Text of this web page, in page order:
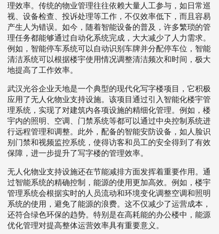
理效率。传统的物业管理往往依赖大量人工参与，如日常巡
视、设备检查、投诉处理等工作，不仅效率低下，而且容易
产生人为错误。如今，随着智能设备的普及，许多繁琐的管
理任务都能够通过自动化系统完成，大大减少了人力需求。
例如，智能停车系统可以自动识别车牌并分配停车位，智能
清洁系统可以根据楼宇使用情况调整清洁频次和时间，极大
地提高了工作效率。
武汉光谷企业天地是一个典型的现代化写字楼项目，它积极
应用了无人化物业支持设施。该项目通过引入智能化楼宇管
理系统，实现了对建筑内各项设施的精细化管理。例如，楼
宇内的照明、空调、门禁系统等都可以通过中央控制系统进
行远程管理和调整。此外，配备的智能安防设备，如人脸识
别门禁和视频监控系统，使得访客和员工的安全得到了有效
保障，进一步提升了写字楼的管理效率。
无人化物业支持设施还在节能减排方面发挥着重要作用。通
过智能系统的精确控制，能源的使用更加高效。例如，楼宇
管理系统会根据实时的人员流动和环境变化调整空调和照明
系统的使用，避免了能源的浪费。这不仅减少了运营成本，
还符合绿色环保的趋势。特别是在高耗能的办公楼中，能源
优化管理对提高整体运营效率具有重要意义。